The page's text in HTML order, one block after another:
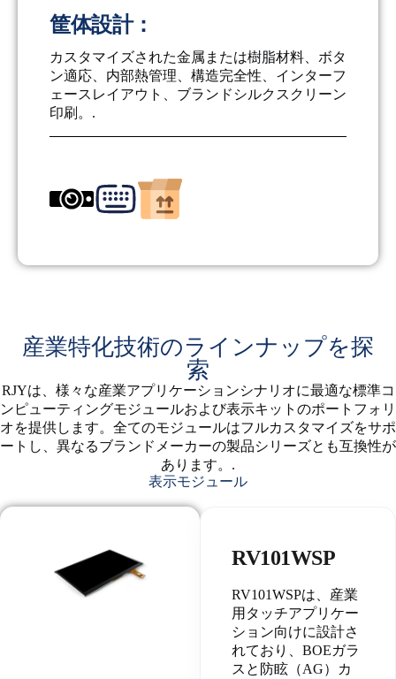
筐体設計：
カスタマイズされた金属または樹脂材料、ボタ
ン適応、内部熱管理、構造完全性、インターフ
ェースレイアウト、ブランドシルクスクリーン
印刷。.
産業特化技術のラインナップを探
索
RJYは、様々な産業アプリケーションシナリオに最適な標準コ
ンピューティングモジュールおよび表示キットのポートフォリ
オを提供します。全てのモジュールはフルカスタマイズをサポ
ートし、異なるブランドメーカーの製品シリーズとも互換性が
あります。.
表示モジュール
RV101WSP
RV101WSPは、産業
用タッチアプリケー
ション向けに設計さ
れており、BOEガラ
スと防眩（AG）カ